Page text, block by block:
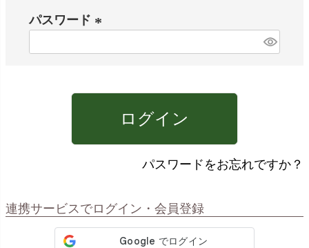
パスワード
ログイン
パスワードをお忘れですか？
連携サービスでログイン・会員登録